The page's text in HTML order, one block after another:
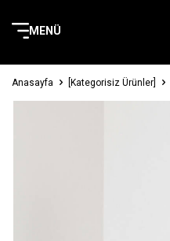
MENÜ
Anasayfa [Kategorisiz Ürünler]